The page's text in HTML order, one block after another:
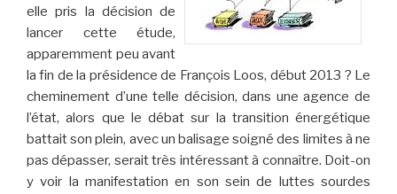
elle pris la décision de
lancer cette étude,
apparemment peu avant
la fin de la présidence de François Loos, début 2013 ? Le
cheminement d’une telle décision, dans une agence de
l’état, alors que le débat sur la transition énergétique
battait son plein, avec un balisage soigné des limites à ne
pas dépasser, serait très intéressant à connaître. Doit-on
y voir la manifestation en son sein de luttes sourdes